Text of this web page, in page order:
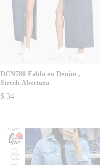
DCN780 Falda en Denim ,
Strech Abertura
$ 34